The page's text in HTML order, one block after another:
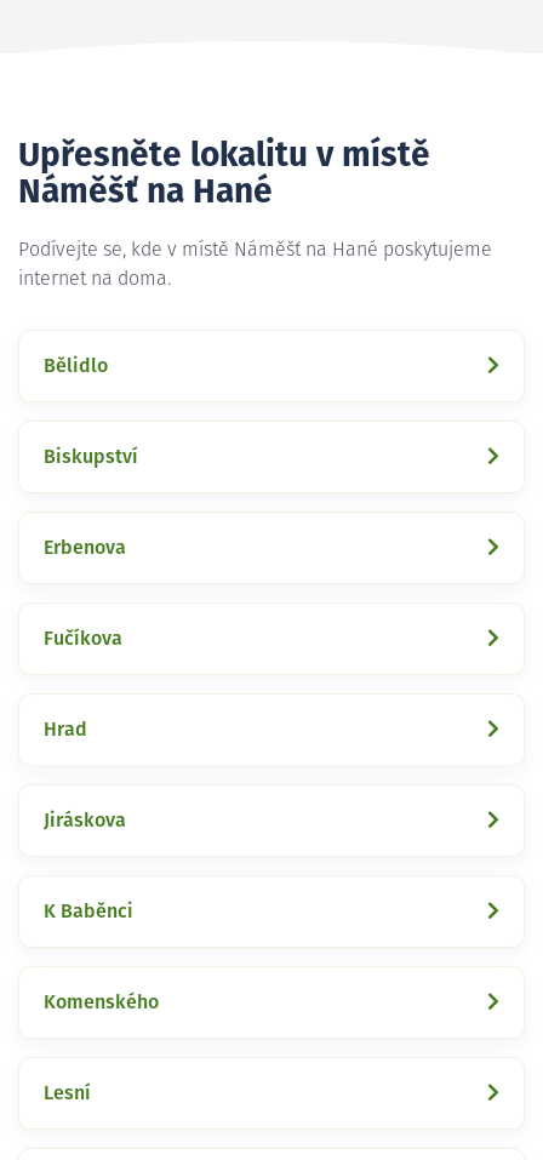
Upřesněte lokalitu v místě
Náměšť na Hané
Podívejte se, kde v místě Náměšť na Hané poskytujeme
internet na doma.
Bělidlo
Biskupství
Erbenova
Fučíkova
Hrad
Jiráskova
K Baběnci
Komenského
Lesní